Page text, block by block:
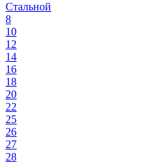
Стальной
8
10
12
14
16
18
20
22
25
26
27
28